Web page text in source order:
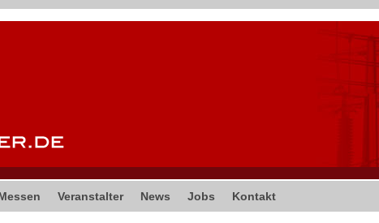
Veranstalter News Jobs Kontakt